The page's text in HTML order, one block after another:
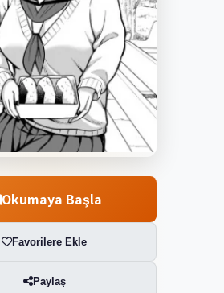
Okumaya Başla
Favorilere Ekle
Paylaş